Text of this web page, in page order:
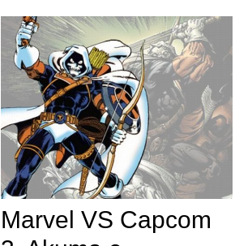
Marvel VS Capcom